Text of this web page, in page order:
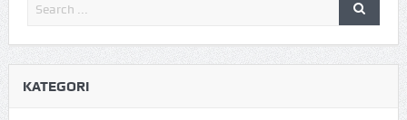
KATEGORI